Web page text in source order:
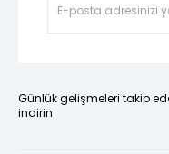
Günlük gelişmeleri takip
indirin